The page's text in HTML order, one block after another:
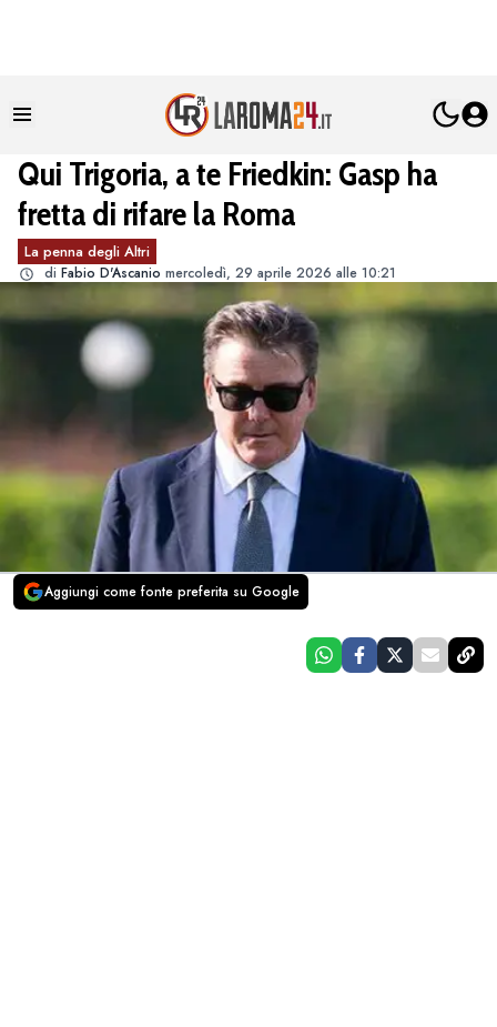
Qui Trigoria, a te Friedkin: Gasp ha
fretta di rifare la Roma
La penna degli Altri
di Fabio D'Ascanio mercoledì, 29 aprile 2026 alle 10:21
Aggiungi come fonte preferita su Google